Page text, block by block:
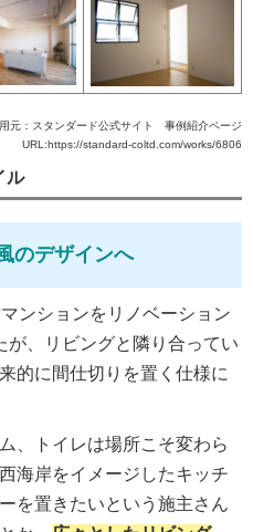
元：スタンダード公式サイト 事例紹介ページ
URL:https://standard-coltd.com/works/6806
ル
のデザインへ
ンションをリノベーション
が、リビングと隣り合ってい
的に間仕切りを置く仕様に
、トイレは場所こそ変わら
海岸をイメージしたキッチ
を置きたいという施主さん